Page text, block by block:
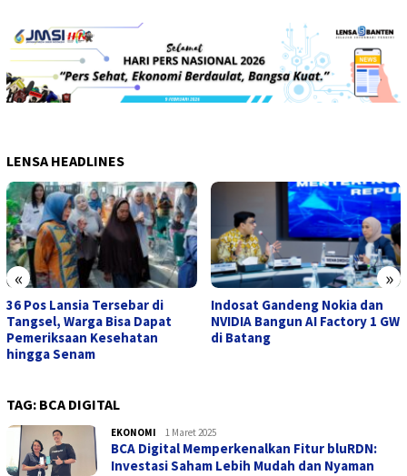
LENSA HEADLINES
« »
Indosat Gandeng Nokia dan
NVIDIA Bangun AI Factory 1 GW
di Batang
Turnamen Badminton Antar-
Kelurahan Cipondoh Berakhir,
Kelurahan Cipondoh Raih
TAG: BCA DIGITAL
EKONOMI admin
1 Maret 2025
BCA Digital Memperkenalkan Fitur bluRDN:
Investasi Saham Lebih Mudah dan Nyaman